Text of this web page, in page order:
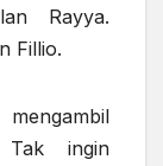
Rayya.
Fillio.
Tak ingin